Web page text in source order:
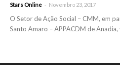
Stars Online - Novembro 23, 2017
O Setor de Ação Social – CMM, em
Santo Amaro – APPACDM de Anadia,